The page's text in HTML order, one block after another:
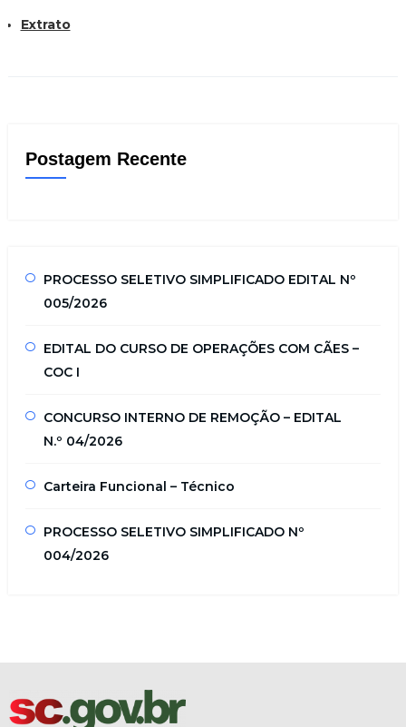
Extrato
Postagem Recente
PROCESSO SELETIVO SIMPLIFICADO EDITAL Nº
005/2026
EDITAL DO CURSO DE OPERAÇÕES COM CÃES –
COC I
CONCURSO INTERNO DE REMOÇÃO – EDITAL
N.º 04/2026
Carteira Funcional – Técnico
PROCESSO SELETIVO SIMPLIFICADO Nº
004/2026